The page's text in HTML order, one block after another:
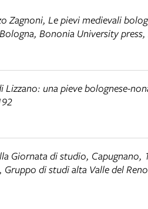
Zagnoni, Le pievi medievali
Bononia University
Lizzano: una pieve bolognese-
Giornata di studio, Capugnano,
di studi alta Valle del